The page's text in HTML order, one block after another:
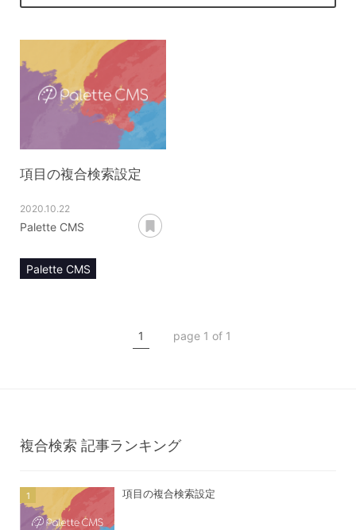
項目の複合検索設定
2020.10.22
Palette CMS
Palette CMS
1
page 1 of 1
複合検索 記事ランキング
項目の複合検索設定